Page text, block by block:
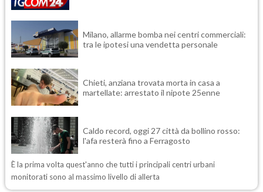
Milano, allarme bomba nei centri commerciali:
tra le ipotesi una vendetta personale
Chieti, anziana trovata morta in casa a
martellate: arrestato il nipote 25enne
Caldo record, oggi 27 città da bollino rosso:
l'afa resterà fino a Ferragosto
È la prima volta quest'anno che tutti i principali centri urbani
monitorati sono al massimo livello di allerta